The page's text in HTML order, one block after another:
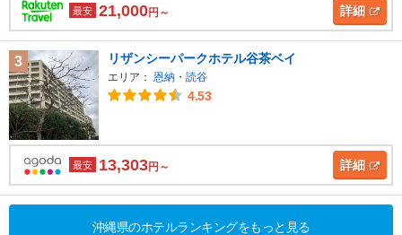
最安 21,000円～ 詳細
3 リザンシーパークホテル谷茶ベイ
エリア： 恩納・読谷
4.53
最安 13,303円～ 詳細
沖縄県のホテルランキングをもっと見る